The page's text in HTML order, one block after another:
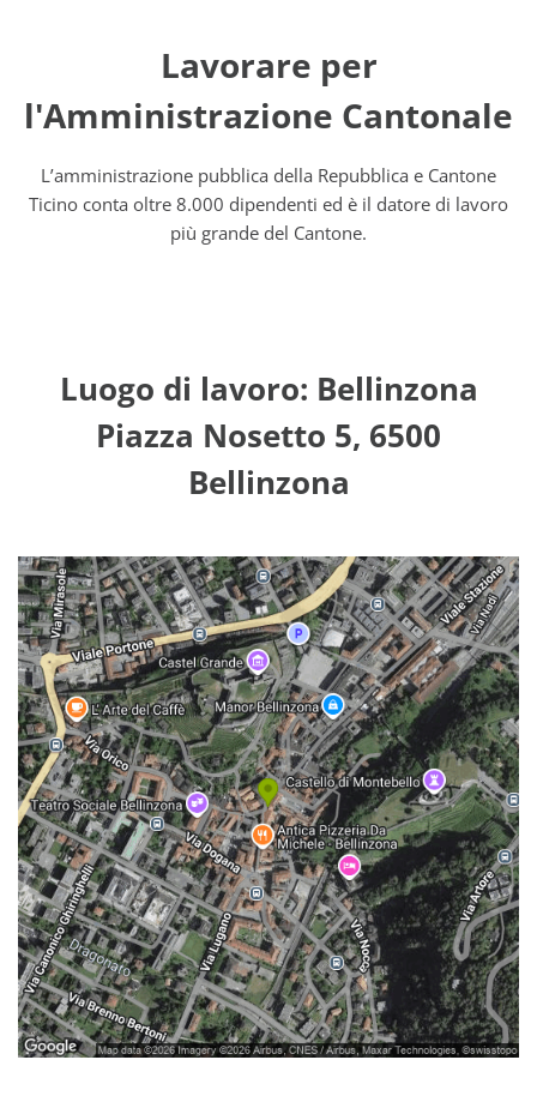
Lavorare per
l'Amministrazione Cantonale
L’amministrazione pubblica della Repubblica e Cantone
Ticino conta oltre 8.000 dipendenti ed è il datore di lavoro
più grande del Cantone.
Luogo di lavoro: Bellinzona
Piazza Nosetto 5, 6500
Bellinzona